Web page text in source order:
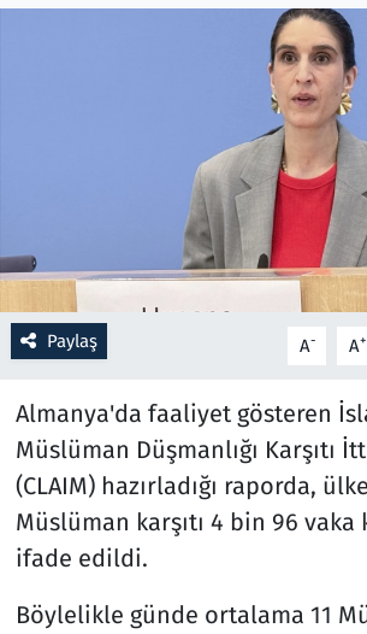
Paylaş A- A+
Almanya'da faaliyet gösteren
Müslüman Düşmanlığı Karşıtı
(CLAIM) hazırladığı raporda,
Müslüman karşıtı 4 bin 96
ifade edildi.
Böylelikle günde ortalama 11
Rüya Tabirleri
Sağlık
Savunma Sanayi
Seçim 2023
Spor
Teknoloji ve Bilim
Televizyon